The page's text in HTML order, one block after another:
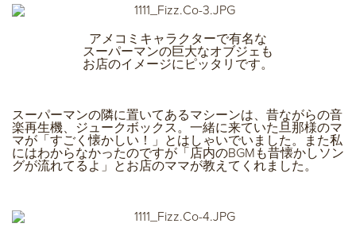
アメコミキャラクターで有名な
スーパーマンの巨大なオブジェも
お店のイメージにピッタリです。
スーパーマンの隣に置いてあるマシーンは、昔ながらの音
楽再生機、ジュークボックス。一緒に来ていた旦那様のマ
マが「すごく懐かしい！」とはしゃいでいました。また私
にはわからなかったのですが「店内のBGMも昔懐かしソン
グが流れてるよ」とお店のママが教えてくれました。